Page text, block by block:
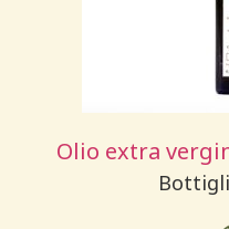
Olio extra